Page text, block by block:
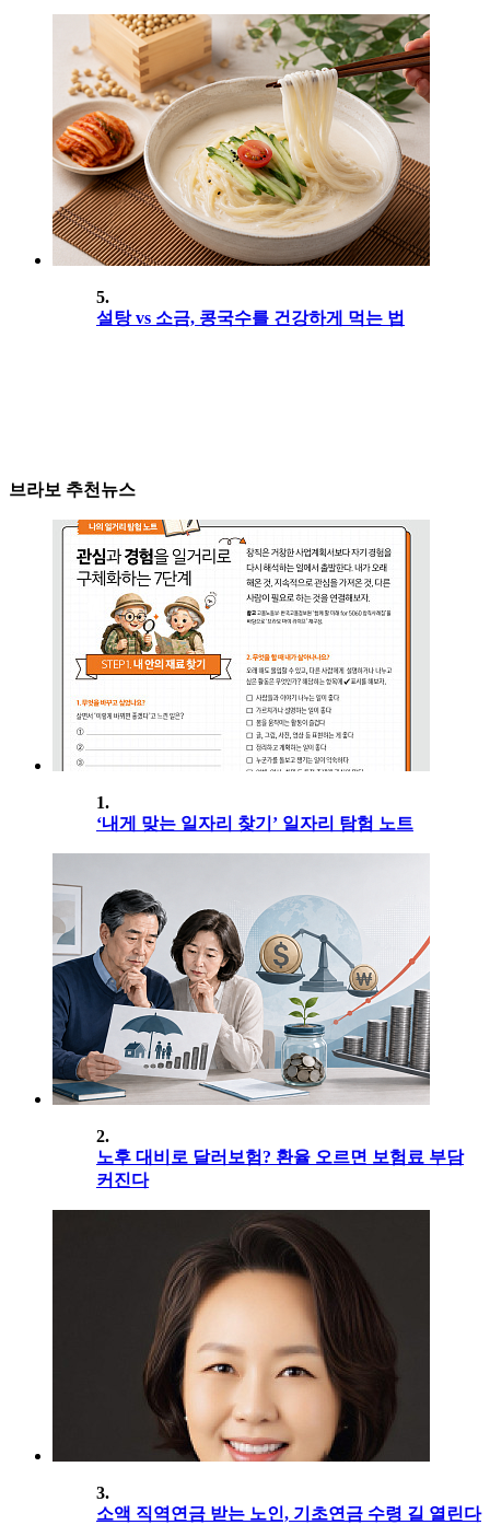
5.
설탕 vs 소금, 콩국수를 건강하게 먹는 법
브라보 추천뉴스
1.
‘내게 맞는 일자리 찾기’ 일자리 탐험 노트
2.
노후 대비로 달러보험? 환율 오르면 보험료 부담
커진다
3.
소액 직역연금 받는 노인, 기초연금 수령 길 열린다